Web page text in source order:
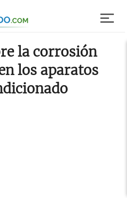
la corrosión
los aparatos